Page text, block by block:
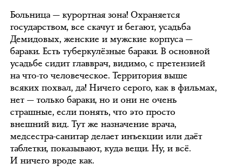
Больница — курортная зона! Охраняется
государством, все скачут и бегают, усадьба
Демидовых, женские и мужские корпуса —
бараки. Есть туберкулёзные бараки. В основной
усадьбе сидит главврач, видимо, с претензией
на что-то человеческое. Территория выше
всяких похвал, да! Ничего серого, как в фильмах,
нет — только бараки, но и они не очень
страшные, если понять, что это просто
внешний вид. Тут же назначение врача,
медсестра-санитар делает инъекции или даёт
таблетки, показывают, куда вещи. Ну, и всё.
И ничего вроде как.